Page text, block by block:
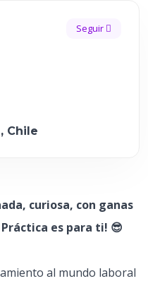
Seguir
Chile
curiosa, con ganas
es para ti! 😎
al mundo laboral